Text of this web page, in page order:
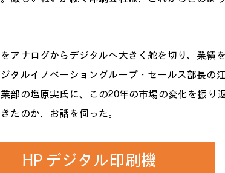
アナログからデジタルへ大きく舵を切り、業績
タルイノベーショングループ・セールス部長の
部の塩原実氏に、この20年の市場の変化を振り
たのか、お話を伺った。
HP デジタル印刷機